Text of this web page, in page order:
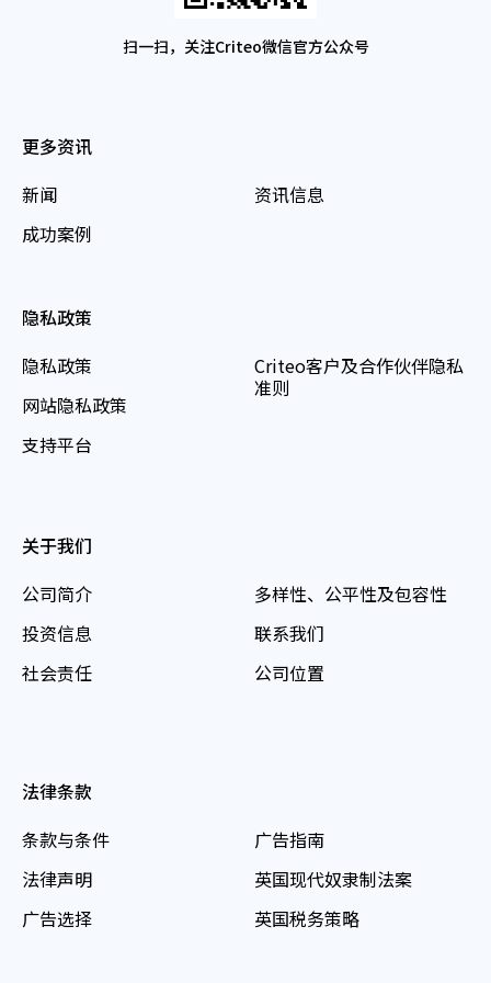
扫一扫，关注Criteo微信官方公众号
更多资讯
新闻
成功案例
资讯信息
隐私政策
隐私政策
网站隐私政策
支持平台
Criteo客户及合作伙伴隐私
准则
关于我们
公司简介
投资信息
社会责任
多样性、公平性及包容性
联系我们
公司位置
法律条款
条款与条件
法律声明
广告选择
广告指南
英国现代奴隶制法案
英国税务策略